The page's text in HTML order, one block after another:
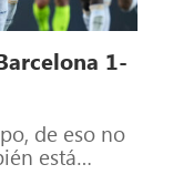
1-
de eso no
está